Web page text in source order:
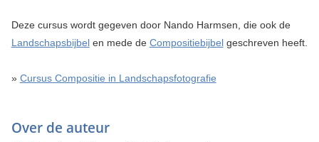
Deze cursus wordt gegeven door Nando Harmsen, die ook de
Landschapsbijbelen mede de Compositiebijbelgeschreven heeft.
» Cursus Compositie in Landschapsfotografie
Over de auteur